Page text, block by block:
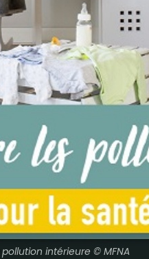
intérieure © MFNA